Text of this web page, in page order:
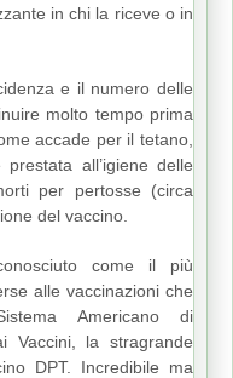
in chi la riceve o in
e il numero delle
molto tempo prima
accade per il tetano,
all’igiene delle
per pertosse (circa
del vaccino.
come il più
alle vaccinazioni che
Americano di
Vaccini, la stragrande
DPT. Incredibile ma